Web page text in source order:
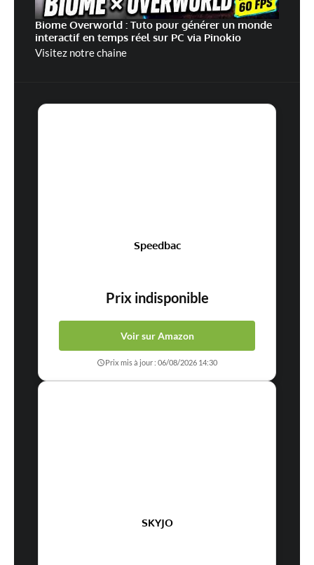
Biome Overworld : Tuto pour générer un monde
interactif en temps réel sur PC via Pinokio
Visitez notre chaine
Speedbac
Prix indisponible
Voir sur Amazon
Prix mis à jour : 06/08/2026 14:30
SKYJO